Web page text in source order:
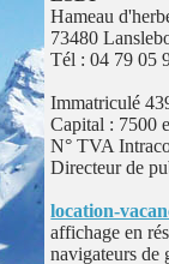
Hameau
73480
Tél : 04 79 05
Immatriculé
Capital : 7500
N° TVA
Directeur de
location-
affichage en
navigateurs de